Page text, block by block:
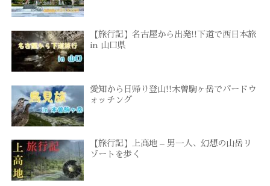
【旅行記】名古屋から出発!!下道で西日本旅
in 山口県
愛知から日帰り登山!!木曽駒ヶ岳でバードウ
ォッチング
【旅行記】上高地 – 男一人、幻想の山岳リ
ゾートを歩く